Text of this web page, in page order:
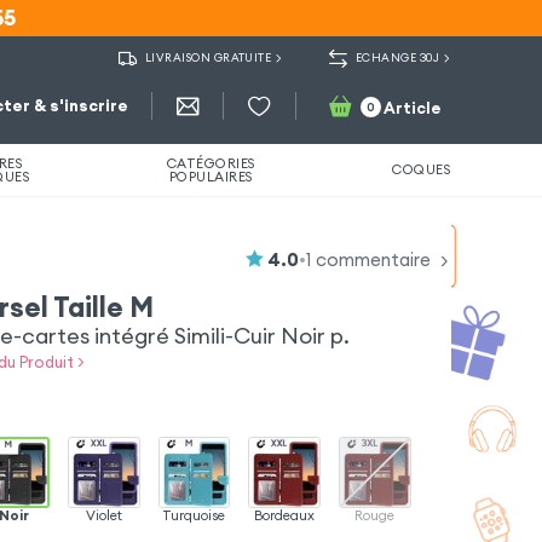
LIVRAISON GRATUITE ECHANGE 30J
& s'inscrire 0 Article
CATÉGORIES
POPULAIRES COQUES
4.0•1 commentaire
Taille M
cartes intégré Simili-Cuir Noir p.
Produit >
Noir Violet Turquoise Bordeaux Rouge